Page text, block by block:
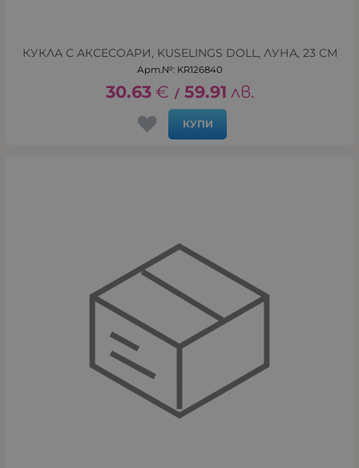
КУКЛА С АКСЕСОАРИ, KUSELINGS DOLL, ЛУНА, 23 СМ
Арт.№: KR126840
30.63 € / 59.91 лв.
КУПИ